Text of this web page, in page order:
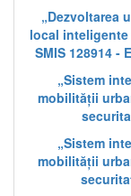
„Dezvoltarea
local
SMIS 128914 -
„Sistem
mobilității
„Sistem
mobilității